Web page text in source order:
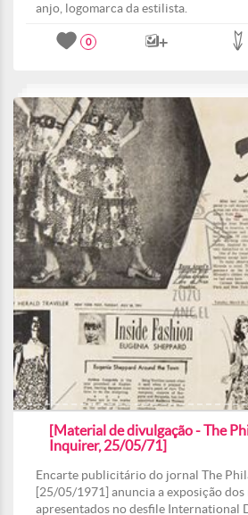
anjo, logomarca da estilista.
0
[Material de divulgação - The
Inquirer, 25/05/71]
Encarte publicitário do jornal The
[25/05/1971] anuncia a exposição dos
apresentados no desfile International